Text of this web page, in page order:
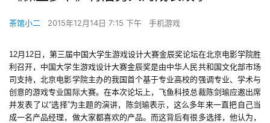
茶馆小二 2015年12月14日 7:15 下午 手机游戏
12月12日，第三届中国大学生游戏设计大赛金辰奖论坛在北京电影学院胜
利召开，中国大学生游戏设计大赛金辰奖是由中华人民共和国文化部市场
司支持，北京电影学院主办的我国首个基于专业高校的强调专业、学术与
创意的游戏专业国际大赛。在本次论坛上，飞鱼科技总裁陈剑瑜应邀出席
并发表了以“选择”为主题的演讲，陈剑瑜表示，这么多年来一直把自己当
成一名产品经理，做大家都喜欢的产品。而这背后有很多选择，他认为，